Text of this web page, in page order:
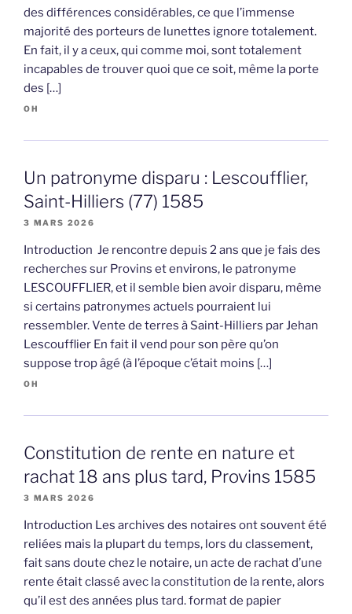
des différences considérables, ce que l’immense
majorité des porteurs de lunettes ignore totalement.
En fait, il y a ceux, qui comme moi, sont totalement
incapables de trouver quoi que ce soit, même la porte
des […]
OH
Un patronyme disparu : Lescoufflier,
Saint-Hilliers (77) 1585
3 MARS 2026
Introduction Je rencontre depuis 2 ans que je fais des
recherches sur Provins et environs, le patronyme
LESCOUFFLIER, et il semble bien avoir disparu, même
si certains patronymes actuels pourraient lui
ressembler. Vente de terres à Saint-Hilliers par Jehan
Lescoufflier En fait il vend pour son père qu’on
suppose trop âgé (à l’époque c’était moins […]
OH
Constitution de rente en nature et
rachat 18 ans plus tard, Provins 1585
3 MARS 2026
Introduction Les archives des notaires ont souvent été
reliées mais la plupart du temps, lors du classement,
fait sans doute chez le notaire, un acte de rachat d’une
rente était classé avec la constitution de la rente, alors
qu’il est des années plus tard. format de papier